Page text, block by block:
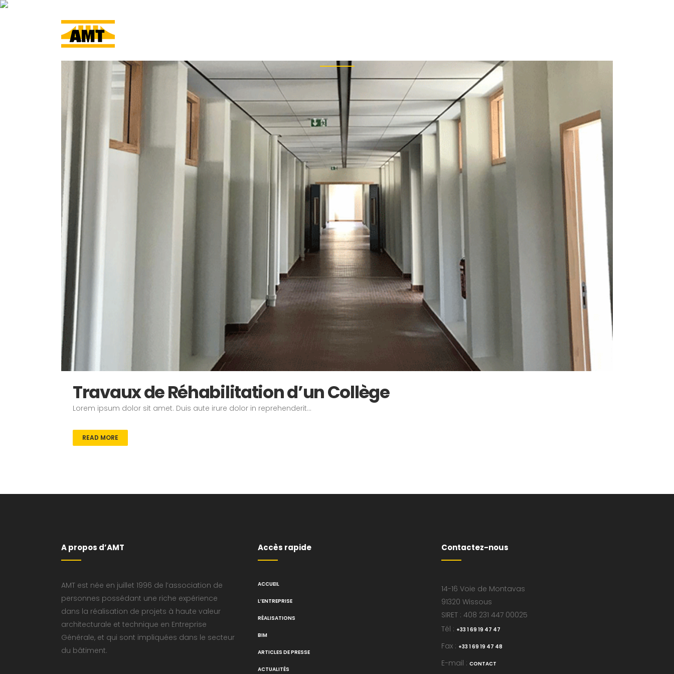
Travaux de Réhabilitation d’un Collège
Lorem ipsum dolor sit amet. Duis aute irure dolor in reprehenderit...
READ MORE
A propos d’AMT
AMT est née en juillet 1996 de l’association de
personnes possédant une riche expérience
dans la réalisation de projets à haute valeur
architecturale et technique en Entreprise
Générale, et qui sont impliquées dans le secteur
du bâtiment.
Accès rapide
ACCUEIL
L’ENTREPRISE
RÉALISATIONS
BIM
ARTICLES DE PRESSE
ACTUALITÉS
Contactez-nous
14-16 Voie de Montavas
91320 Wissous
SIRET : 408 231 447 00025
Tél : +33 1 69 19 47 47
Fax : +33 1 69 19 47 48
E-mail :CONTACT